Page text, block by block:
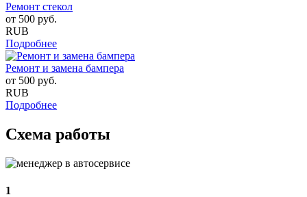
Ремонт стекол
от 500 руб.
RUB
Подробнее
Ремонт и замена бампера
от 500 руб.
RUB
Подробнее
Схема работы
1